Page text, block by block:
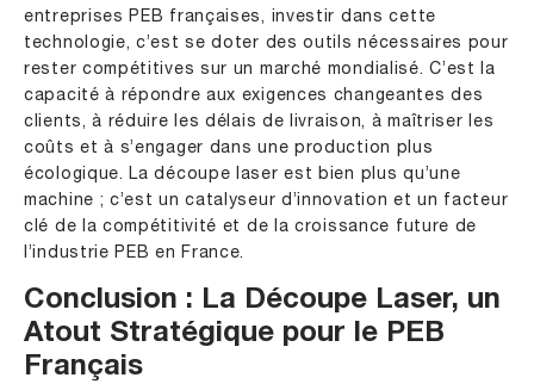
entreprises PEB françaises, investir dans cette
technologie, c’est se doter des outils nécessaires pour
rester compétitives sur un marché mondialisé. C’est la
capacité à répondre aux exigences changeantes des
clients, à réduire les délais de livraison, à maîtriser les
coûts et à s’engager dans une production plus
écologique. La découpe laser est bien plus qu’une
machine ; c’est un catalyseur d’innovation et un facteur
clé de la compétitivité et de la croissance future de
l’industrie PEB en France.
Conclusion : La Découpe Laser, un
Atout Stratégique pour le PEB
Français